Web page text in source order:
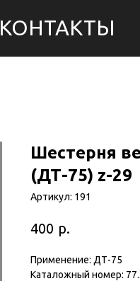
КОНТАКТЫ
Шестерня
(ДТ-75) z-29
Артикул: 191
400 р.
Применение: ДТ-75
Каталожный номер: